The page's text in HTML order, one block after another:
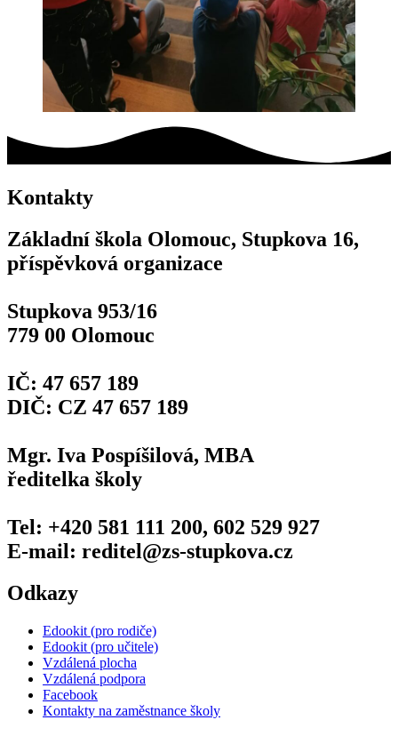
Kontakty
Základní škola Olomouc, Stupkova 16,
příspěvková organizace
Stupkova 953/16
779 00 Olomouc
IČ: 47 657 189
DIČ: CZ 47 657 189
Mgr. Iva Pospíšilová, MBA
ředitelka školy
Tel: +420 581 111 200, 602 529 927
E-mail: reditel@zs-stupkova.cz
Odkazy
Edookit (pro rodiče)
Edookit (pro učitele)
Vzdálená plocha
Vzdálená podpora
Facebook
Kontakty na zaměstnance školy